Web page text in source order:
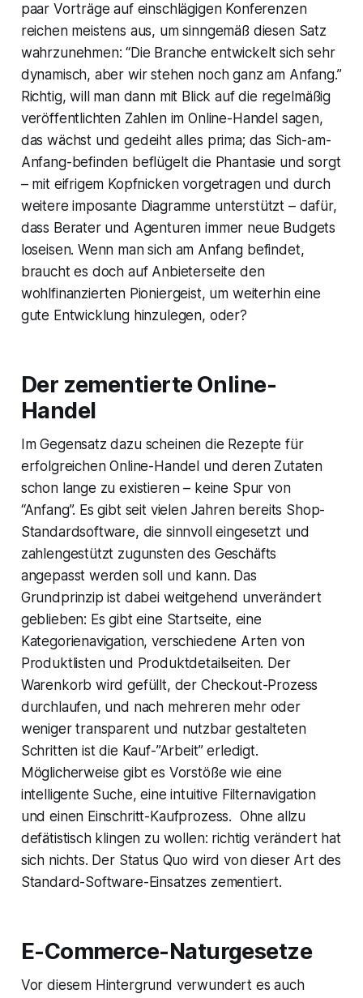
paar Vorträge auf einschlägigen Konferenzen
reichen meistens aus, um sinngemäß diesen Satz
wahrzunehmen: “Die Branche entwickelt sich sehr
dynamisch, aber wir stehen noch ganz am Anfang.”
Richtig, will man dann mit Blick auf die regelmäßig
veröffentlichten Zahlen im Online-Handel sagen,
das wächst und gedeiht alles prima; das Sich-am-
Anfang-befinden beflügelt die Phantasie und sorgt
– mit eifrigem Kopfnicken vorgetragen und durch
weitere imposante Diagramme unterstützt – dafür,
dass Berater und Agenturen immer neue Budgets
loseisen. Wenn man sich am Anfang befindet,
braucht es doch auf Anbieterseite den
wohlfinanzierten Pioniergeist, um weiterhin eine
gute Entwicklung hinzulegen, oder?
Der zementierte Online-
Handel
Im Gegensatz dazu scheinen die Rezepte für
erfolgreichen Online-Handel und deren Zutaten
schon lange zu existieren – keine Spur von
“Anfang”. Es gibt seit vielen Jahren bereits Shop-
Standardsoftware, die sinnvoll eingesetzt und
zahlengestützt zugunsten des Geschäfts
angepasst werden soll und kann. Das
Grundprinzip ist dabei weitgehend unverändert
geblieben: Es gibt eine Startseite, eine
Kategorienavigation, verschiedene Arten von
Produktlisten und Produktdetailseiten. Der
Warenkorb wird gefüllt, der Checkout-Prozess
durchlaufen, und nach mehreren mehr oder
weniger transparent und nutzbar gestalteten
Schritten ist die Kauf-”Arbeit” erledigt.
Möglicherweise gibt es Vorstöße wie eine
intelligente Suche, eine intuitive Filternavigation
und einen Einschritt-Kaufprozess. Ohne allzu
defätistisch klingen zu wollen: richtig verändert hat
sich nichts. Der Status Quo wird von dieser Art des
Standard-Software-Einsatzes zementiert.
E-Commerce-Naturgesetze
Vor diesem Hintergrund verwundert es auch